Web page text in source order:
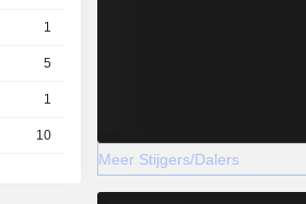
1
5
1
10
Meer Stijgers/Dalers